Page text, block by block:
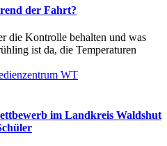
der Fahrt?
die Kontrolle behalten und was
ist da, die Temperaturen
im Landkreis Waldshut